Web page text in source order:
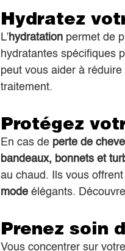
Hydratez
L’hydratation permet de
hydratantes spécifiques
peut vous aider à réduire
traitement.
Protégez
En cas de perte de
bandeaux, bonnets et
au chaud. Ils vous
mode élégants.
Prenez soin
Vous concentrer sur